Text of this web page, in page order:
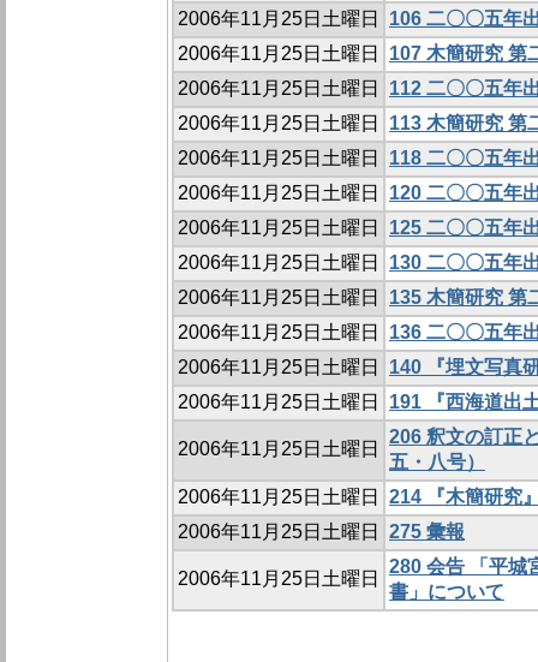
2006年11月25日土曜日
106 二〇〇五年
2006年11月25日土曜日
107 木簡研究 第
2006年11月25日土曜日
112 二〇〇五年
2006年11月25日土曜日
113 木簡研究 第
2006年11月25日土曜日
118 二〇〇五年
2006年11月25日土曜日
120 二〇〇五年
2006年11月25日土曜日
125 二〇〇五年
2006年11月25日土曜日
130 二〇〇五年
2006年11月25日土曜日
135 木簡研究 第
2006年11月25日土曜日
136 二〇〇五年
2006年11月25日土曜日
140 『埋文写真
2006年11月25日土曜日
191 『西海道出
2006年11月25日土曜日
206 釈文の訂正
五・八号）
2006年11月25日土曜日
214 『木簡研究
2006年11月25日土曜日
275 彙報
2006年11月25日土曜日
280 会告 「平城
書」について